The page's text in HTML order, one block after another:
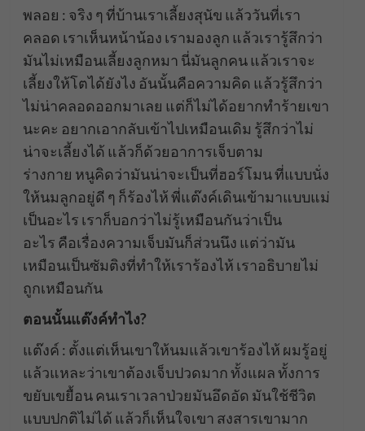
พลอย : จริง ๆ ที่บ้านเราเลี้ยงสุนัข แล้ววันที่เรา
คลอด เราเห็นหน้าน้อง เรามองลูก แล้วเรารู้สึกว่า
มันไม่เหมือนเลี้ยงลูกหมา นี่มันลูกคน แล้วเราจะ
เลี้ยงให้โตได้ยังไง อันนั้นคือความคิด แล้วรู้สึกว่า
ไม่น่าคลอดออกมาเลย แต่ก็ไม่ได้อยากทำร้ายเขา
นะคะ อยากเอากลับเข้าไปเหมือนเดิม รู้สึกว่าไม่
น่าจะเลี้ยงได้ แล้วก็ด้วยอาการเจ็บตาม
ร่างกาย หนูคิดว่ามันน่าจะเป็นที่ฮอร์โมน ที่แบบนั่ง
ให้นมลูกอยู่ดี ๆ ก็ร้องไห้ พี่แต๊งค์เดินเข้ามาแบบแม่
เป็นอะไร เราก็บอกว่าไม่รู้เหมือนกันว่าเป็น
อะไร คือเรื่องความเจ็บมันก็ส่วนนึง แต่ว่ามัน
เหมือนเป็นซัมติงที่ทำให้เราร้องไห้ เราอธิบายไม่
ถูกเหมือนกัน
ตอนนั้นแต๊งค์ทำไง?
แต๊งค์ : ตั้งแต่เห็นเขาให้นมแล้วเขาร้องไห้ ผมรู้อยู่
แล้วแหละว่าเขาต้องเจ็บปวดมาก ทั้งแผล ทั้งการ
ขยับเขยื้อน คนเราเวลาป่วยมันอึดอัด มันใช้ชีวิต
แบบปกติไม่ได้ แล้วก็เห็นใจเขา สงสารเขามาก